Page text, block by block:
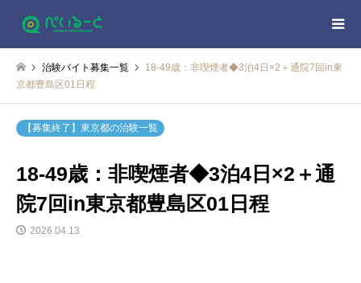
治験バイト募集一覧
18-49歳：非喫煙者◆3泊4日×2＋通院7回in東
京都豊島区01日程
【募集終了】東京都の治験一覧
18-49歳：非喫煙者◆3泊4日×2＋通
院7回in東京都豊島区01日程
2026.04.13